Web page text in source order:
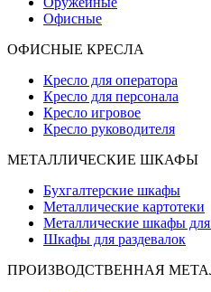
Офисные
ОФИСНЫЕ КРЕСЛА
Кресло для оператора
Кресло для персонала
Кресло игровое
Кресло руководителя
МЕТАЛЛИЧЕСКИЕ ШКАФЫ
Бухгалтерские шкафы
Металлические картотеки
Металлические шкафы
Шкафы для раздевалок
ПРОИЗВОДСТВЕННАЯ